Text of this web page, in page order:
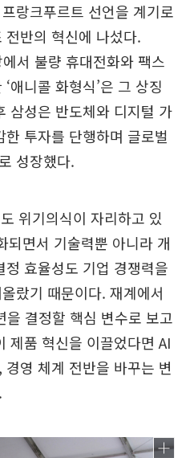
랑크푸르트 선언을 계기로
전반의 혁신에 나섰다.
서 불량 휴대전화와 팩스
애니콜 화형식’은 그 상징
삼성은 반도체와 디지털 가
투자를 단행하며 글로벌
성장했다.
위기의식이 자리하고 있
되면서 기술력뿐 아니라 개
효율성도 기업 경쟁력을
랐기 때문이다. 재계에서
을 결정할 핵심 변수로 보고
제품 혁신을 이끌었다면 AI
영 체계 전반을 바꾸는 변